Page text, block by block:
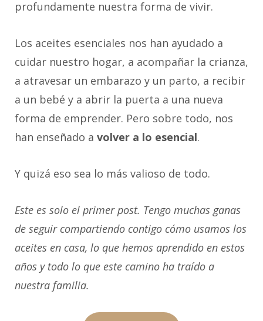
profundamente nuestra forma de vivir.
Los aceites esenciales nos han ayudado a
cuidar nuestro hogar, a acompañar la crianza,
a atravesar un embarazo y un parto, a recibir
a un bebé y a abrir la puerta a una nueva
forma de emprender. Pero sobre todo, nos
han enseñado a volver a lo esencial.
Y quizá eso sea lo más valioso de todo.
Este es solo el primer post. Tengo muchas ganas
de seguir compartiendo contigo cómo usamos los
aceites en casa, lo que hemos aprendido en estos
años y todo lo que este camino ha traído a
nuestra familia.